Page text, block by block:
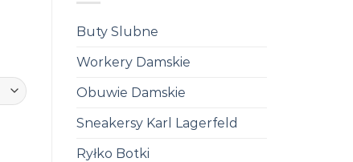
Buty Slubne
Workery Damskie
Obuwie Damskie
Sneakersy Karl Lagerfeld
Ryłko Botki